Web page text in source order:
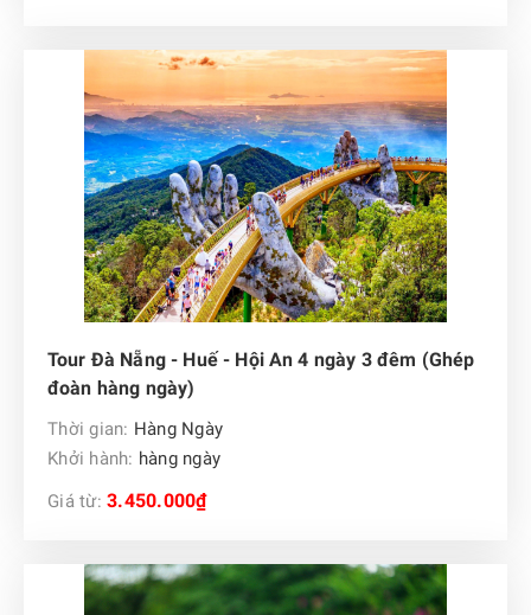
Tour Đà Nẵng - Huế - Hội An 4 ngày 3 đêm (Ghép
đoàn hàng ngày)
Thời gian: Hàng Ngày
Khởi hành: hàng ngày
Giá từ: 3.450.000₫